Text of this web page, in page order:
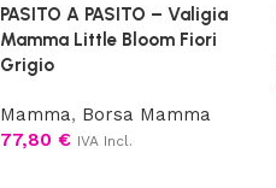
PASITO A PASITO – Valigia
Mamma Little Bloom Fiori
Grigio
Mamma, Borsa Mamma
77,80 € IVA Incl.